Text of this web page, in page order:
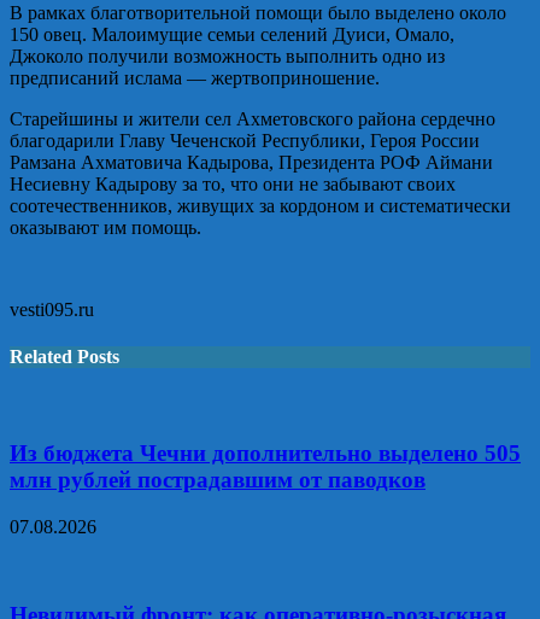
В рамках благотворительной помощи было выделено около
150 овец. Малоимущие семьи селений Дуиси, Омало,
Джоколо получили возможность выполнить одно из
предписаний ислама — жертвоприношение.
Старейшины и жители сел Ахметовского района сердечно
благодарили Главу Чеченской Республики, Героя России
Рамзана Ахматовича Кадырова, Президента РОФ Аймани
Несиевну Кадырову за то, что они не забывают своих
соотечественников, живущих за кордоном и систематически
оказывают им помощь.
vesti095.ru
Related Posts
Из бюджета Чечни дополнительно выделено 505
млн рублей пострадавшим от паводков
07.08.2026